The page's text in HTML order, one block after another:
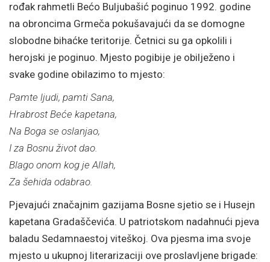
rođak rahmetli Bećo Buljubašić poginuo 1992. godine
na obroncima Grmeča pokušavajući da se domogne
slobodne bihaćke teritorije. Četnici su ga opkolili i
herojski je poginuo. Mjesto pogibije je obilježeno i
svake godine obilazimo to mjesto:
Pamte ljudi, pamti Sana,
Hrabrost Beće kapetana,
Na Boga se oslanjao,
I za Bosnu život dao.
Blago onom kog je Allah,
Za šehida odabrao.
Pjevajući značajnim gazijama Bosne sjetio se i Husejn
kapetana Gradaščevića. U patriotskom nadahnući pjeva
baladu Sedamnaestoj viteškoj. Ova pjesma ima svoje
mjesto u ukupnoj literarizaciji ove proslavljene brigade: